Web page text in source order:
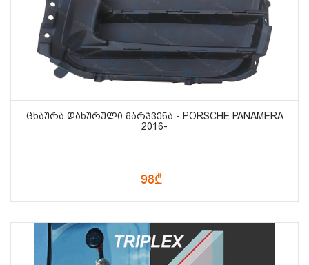
ᲪᲮᲐᲣᲠᲐ ᲓᲐᲮᲣᲠᲣᲚᲘ ᲛᲐᲠᲯᲕᲔᲜᲐ - PORSCHE PANAMERA
2016-
98₾